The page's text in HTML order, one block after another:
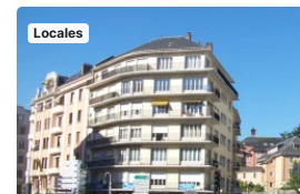
Locales